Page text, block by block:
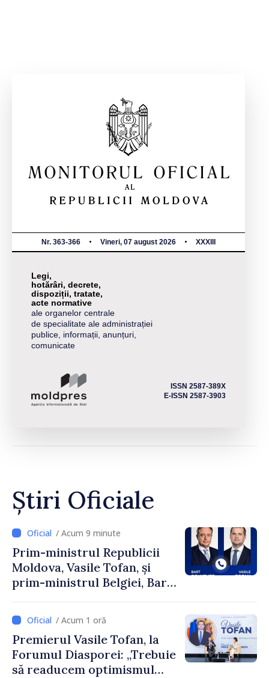
Nr. 363-366 Vineri, 07 august 2026 XXXIII
Legi,
hotărâri, decrete,
dispoziții, tratate,
acte normative
ale organelor centrale
de specialitate ale administrației
publice, informații, anunțuri,
comunicate
ISSN 2587-389X
E-ISSN 2587-3903
Știri Oficiale
/ Acum 9 minute
Prim-ministrul Republicii
Moldova, Vasile Tofan, și
prim-ministrul Belgiei, Bart
despre parcursul european
al Republicii Moldova.
/ Acum 1 oră
Premierul Vasile Tofan, la
Forumul Diasporei: „Trebuie
să readucem optimismul